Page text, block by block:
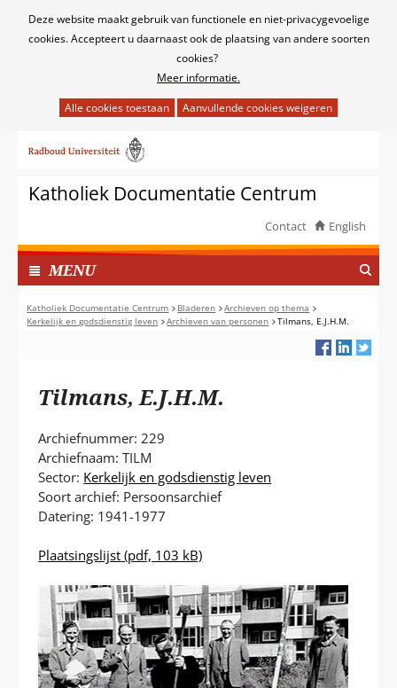
Cookies
Deze website maakt gebruik van functionele en niet-privacygevoelige
cookies. Accepteert u daarnaast ook de plaatsing van andere soorten
cookies?
Meer informatie.
het
van
cookies
deze
website
worden
toegestaan
of
naar
inhoudKatholiek Documentatie Centrum
Contact English
MENUI
N
G
E
P
Katholiek Documentatie Centrum Bladeren
Archieven op thema
Kerkelijk en godsdienstig leven
Archieven van personen Tilmans, E.J.H.M.
Tilmans, E.J.H.M.
Archiefnummer: 229
Archiefnaam: TILM
Sector: Kerkelijk en godsdienstig leven
Soort archief: Persoonsarchief
Datering: 1941-1977
Plaatsingslijst (pdf, 103 kB)